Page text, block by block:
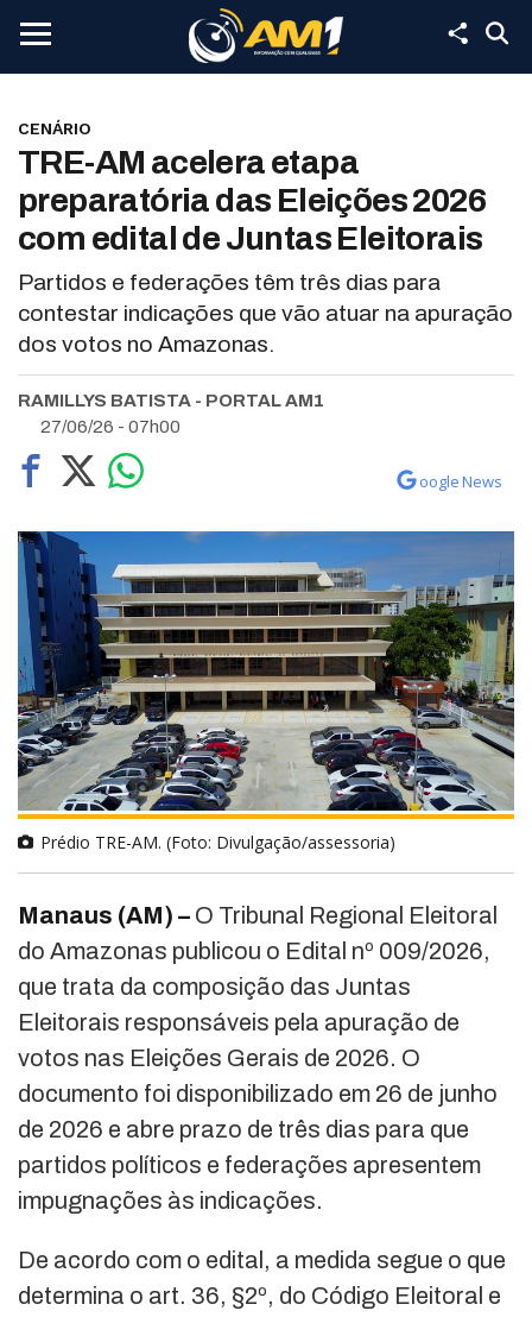
CENÁRIO
TRE-AM acelera etapa
preparatória das Eleições 2026
com edital de Juntas Eleitorais
Partidos e federações têm três dias para
contestar indicações que vão atuar na apuração
dos votos no Amazonas.
RAMILLYS BATISTA - PORTAL AM1
27/06/26 - 07h00
oogle News
Prédio TRE-AM. (Foto: Divulgação/assessoria)
Manaus (AM) – O Tribunal Regional Eleitoral
do Amazonas publicou o Edital nº 009/2026,
que trata da composição das Juntas
Eleitorais responsáveis pela apuração de
votos nas Eleições Gerais de 2026. O
documento foi disponibilizado em 26 de junho
de 2026 e abre prazo de três dias para que
partidos políticos e federações apresentem
impugnações às indicações.
De acordo com o edital, a medida segue o que
determina o art. 36, §2º, do Código Eleitoral e